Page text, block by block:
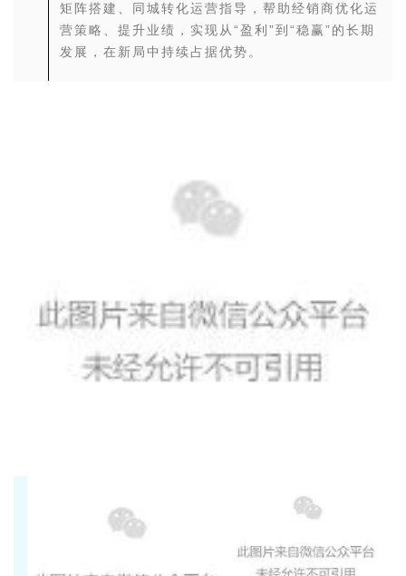
矩阵搭建、同城转化运营指导，帮助经销商优化运
营策略、提升业绩，实现从“盈利”到“稳赢”的长期
发展，在新局中持续占据优势。